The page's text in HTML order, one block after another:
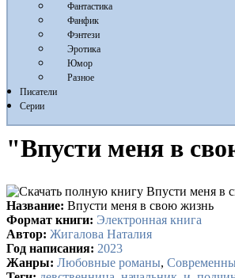
Фантастика
Фанфик
Фэнтези
Эротика
Юмор
Разное
Писатели
Серии
"Впусти меня в
Название: Впусти меня в свою жизнь
Формат книги: Электронная книга
Автор: Жигалова Наталия
Год написания: 2023
Жанры: Любовные романы,